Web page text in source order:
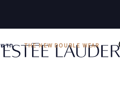
THE NEW DOUBLE WEAR חדש